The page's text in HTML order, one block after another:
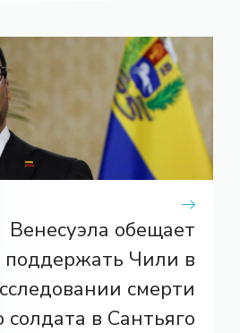
Венесуэла обещает
поддержать Чили в
смерти
в Сантьяго